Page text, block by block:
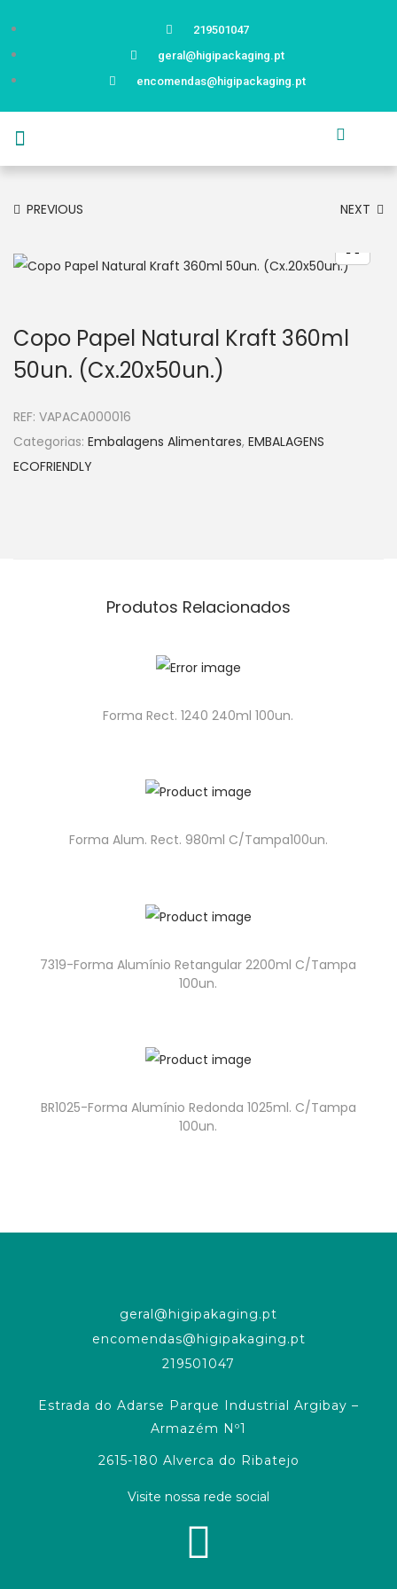
219501047
geral@higipackaging.pt
encomendas@higipackaging.pt
PREVIOUS NEXT
Copo Papel Natural Kraft 360ml
50un. (Cx.20x50un.)
REF: VAPACA000016
Categorias: Embalagens Alimentares, EMBALAGENS
ECOFRIENDLY
Produtos Relacionados
Forma Rect. 1240 240ml 100un.
Forma Alum. Rect. 980ml C/Tampa100un.
7319-Forma Alumínio Retangular 2200ml C/Tampa
100un.
BR1025-Forma Alumínio Redonda 1025ml. C/Tampa
100un.
geral@higipakaging.pt
encomendas@higipakaging.pt
219501047
Estrada do Adarse Parque Industrial Argibay –
Armazém Nº1
2615-180 Alverca do Ribatejo
Visite nossa rede social